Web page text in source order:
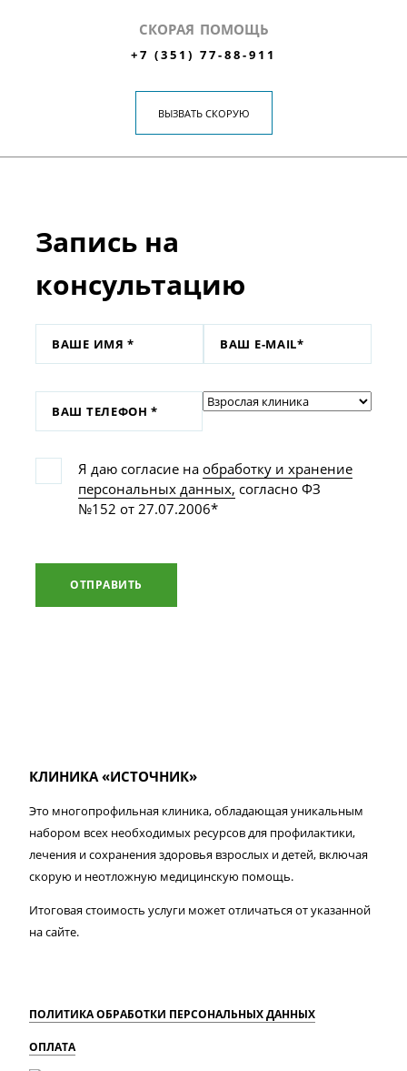
СКОРАЯ ПОМОЩЬ
+7 (351) 77-88-911
ВЫЗВАТЬ СКОРУЮ
Запись на
консультацию
Я даю согласие на обработку и хранение
персональных данных, согласно ФЗ
№152 от 27.07.2006*
ОТПРАВИТЬ
КЛИНИКА «ИСТОЧНИК»
Это многопрофильная клиника, обладающая уникальным
набором всех необходимых ресурсов для профилактики,
лечения и сохранения здоровья взрослых и детей, включая
скорую и неотложную медицинскую помощь.
Итоговая стоимость услуги может отличаться от указанной
на сайте.
ПОЛИТИКА ОБРАБОТКИ ПЕРСОНАЛЬНЫХ ДАННЫХ
ОПЛАТА